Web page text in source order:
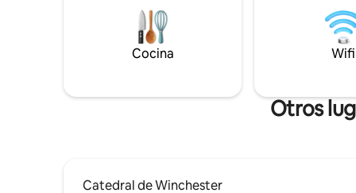
y café, mininevera, TV (solo Netflix),
plancha+tabla, secador de pelo, artículos
de aseo y ventilador. Estacionamiento
seguro sujeto a disponibilidad £ 20 por
Cocina Wifi
Otros
Catedral de Winchester